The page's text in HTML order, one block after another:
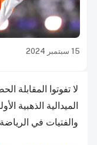
15 سبتمبر 2024
لا تفوتوا المقابلة
الميدالية الذهبية
والفتيات في